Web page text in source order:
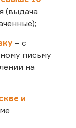
(выдача
– с
письму
на
и